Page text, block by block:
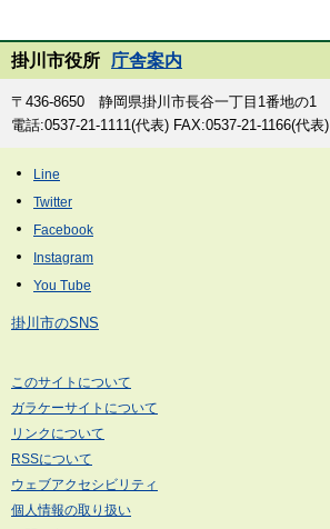
掛川市役所 庁舎案内
〒436-8650 静岡県掛川市長谷一丁目1番地の1
電話:0537-21-1111(代表) FAX:0537-21-1166(代表)
掛川市のSNS
このサイトについて
ガラケーサイトについて
リンクについて
RSSについて
ウェブアクセシビリティ
個人情報の取り扱い